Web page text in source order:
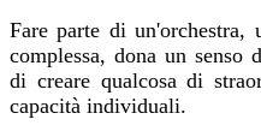
Fare parte di un'orchestra,
complessa, dona un senso
di creare qualcosa di
capacità individuali.